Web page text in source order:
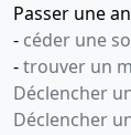
Passer une
- céder une
-trouver un
Déclencher
Déclencher